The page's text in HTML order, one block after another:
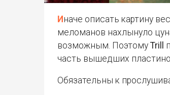
Иначе описать картину весенних музыкальных релизов как то, что на
меломанов нахлынуло
возможным. Поэтому Trill
часть вышедших
Обязательны к